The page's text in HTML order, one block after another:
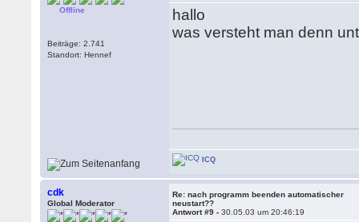
Offline
Beiträge: 2.741
Standort: Hennef
hallo
was versteht man denn
ICQ
cdk
Global Moderator
Re: nach programm beenden automatischer
neustart??
Antwort #9 -30.05.03 um 20:46:19